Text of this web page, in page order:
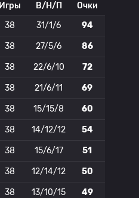
Игры В/Н/П
Очки
38 31/1/6 94
38 27/5/6 86
38 22/6/10 72
38 21/6/11 69
38 15/15/8 60
38 14/12/12 54
38 15/6/17 51
38 12/14/12 50
38 13/10/15 49